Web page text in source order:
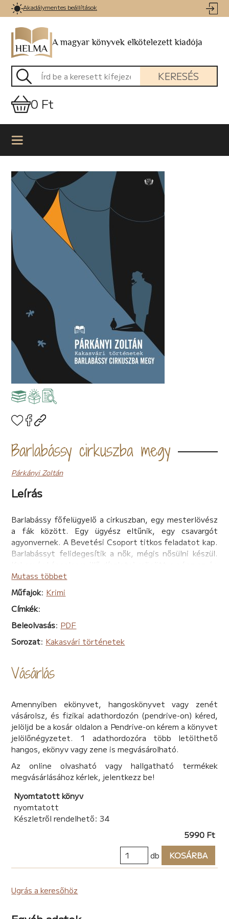
Akadálymentes beállítások
A magyar könyvek elkötelezett kiadója
KERESÉS
0 Ft
Barlabássy cirkuszba megy
Párkányi Zoltán
Leírás
Barlabássy főfelügyelő a cirkuszban, egy mesterlövész
a fák között. Egy ügyész eltűnik, egy csavargót
agyonvernek. A Bevetési Csoport titkos feladatot kap.
Barlabássyt felidegesítik a nők, mégis nősülni készül.
amiért néhány bennfentes még a gyilkosságtól sem
riad vissza.
A Kakasvári történetek sorozat aktuális epizódjában
ezúttal sem fogunk csalódni. Párkányi Zoltán vidéki
detektív noir-ja ismét garantálja az izgalmakat.
Mutass többet
Műfajok: Krimi
Címkék:
Beleolvasás: PDF
Sorozat: Kakasvári történetek
Vásárlás
Amennyiben ekönyvet, hangoskönyvet vagy zenét
vásárolsz, és fizikai adathordozón (pendrive-on) kéred,
jelöljd be a kosár oldalon a Pendrive-on kérem a könyvet
jelölőnégyzetet. 1 adathordozóra több letölthető
hangos, ekönyv vagy zene is megvásárolható.
Az online olvasható vagy hallgatható termékek
megvásárlásához kérlek, jelentkezz be!
Nyomtatott könyv
nyomtatott
Készletről rendelhető: 34
5990 Ft
db
KOSÁRBA
Ugrás a keresőhöz